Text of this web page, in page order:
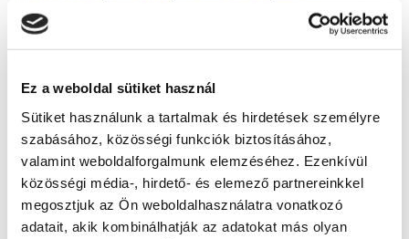
Ez a weboldal sütiket használ
Sütiket használunk a tartalmak és hirdetések személyre
szabásához, közösségi funkciók biztosításához,
valamint weboldalforgalmunk elemzéséhez. Ezenkívül
közösségi média-, hirdető- és elemező partnereinkkel
megosztjuk az Ön weboldalhasználatra vonatkozó
adatait, akik kombinálhatják az adatokat más olyan
Kormánybiztos
Teljes állapot lista megnyitása
A probléma megoldásához csatolt dokumentum(ok):
Hozzászóláshoz bejelentkezés szükséges
Bejelentkezés után azonnal csatlakozhatsz a